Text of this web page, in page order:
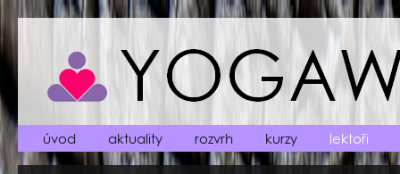
úvod aktuality rozvrh kurzy lektoři